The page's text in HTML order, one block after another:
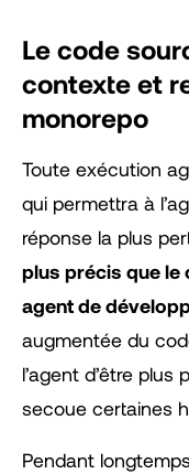
Le code
contexte et
monorepo
Toute exécution
qui permettra à
réponse la plus
plus précis que le
agent de
augmentée du
l’agent d’être
secoue certaines
Pendant